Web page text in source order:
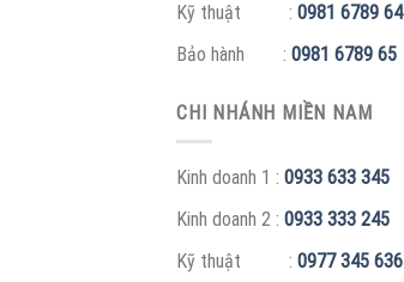
Kỹ thuật : 0981 6789 64
Bảo hành : 0981 6789 65
CHI NHÁNH MIỀN NAM
Kinh doanh 1 : 0933 633 345
Kinh doanh 2 : 0933 333 245
Kỹ thuật : 0977 345 636